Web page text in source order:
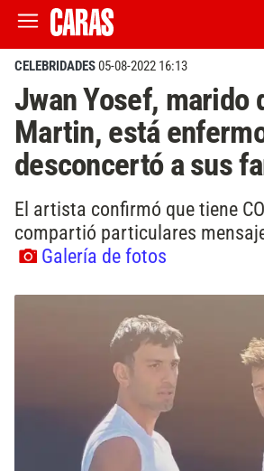
CELEBRIDADES05-08-2022 16:13
Jwan Yosef, marido
Martin, está
desconcertó a sus
El artista confirmó que tiene
compartió particulares
Galería de fotos